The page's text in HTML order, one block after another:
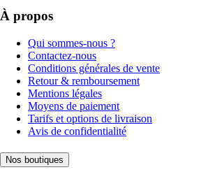
À propos
Qui sommes-nous ?
Contactez-nous
Conditions générales de vente
Retour & remboursement
Mentions légales
Moyens de paiement
Tarifs et options de livraison
Avis de confidentialité
Nos boutiques